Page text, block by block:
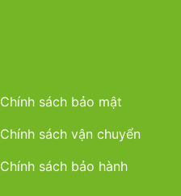
Chính sách bảo mật
Chính sách vận chuyển
Chính sách bảo hành